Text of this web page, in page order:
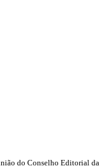
do Conselho Editorial da